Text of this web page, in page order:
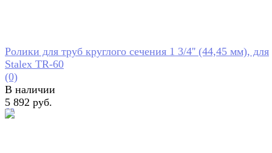
Ролики для труб круглого сечения 1 3/4'' (44,45 мм), для
Stalex TR-60
(0)
В наличии
5 892 руб.